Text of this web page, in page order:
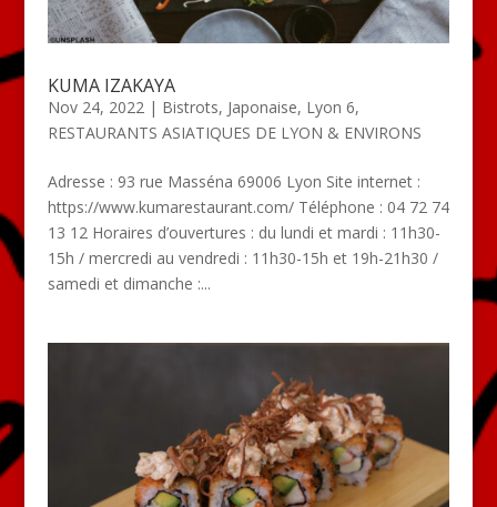
KUMA IZAKAYA
Nov 24, 2022| Bistrots, Japonaise, Lyon 6,
RESTAURANTS ASIATIQUES DE LYON & ENVIRONS
Adresse : 93 rue Masséna 69006 Lyon Site internet :
https://www.kumarestaurant.com/ Téléphone : 04 72 74
13 12 Horaires d’ouvertures : du lundi et mardi : 11h30-
15h / mercredi au vendredi : 11h30-15h et 19h-21h30 /
samedi et dimanche :...